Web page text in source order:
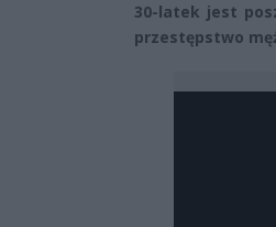
30-latek jest
przestępstwo